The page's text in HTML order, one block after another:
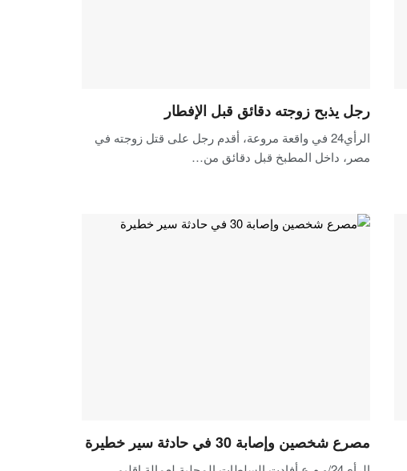
رجل يذبح زوجته دقائق قبل الإفطار
الرأي24 في واقعة مروعة، أقدم رجل على قتل زوجته في
مصر، داخل المطبخ قبل دقائق من…
مصرع شخصين وإصابة 30 في حادثة سير خطيرة